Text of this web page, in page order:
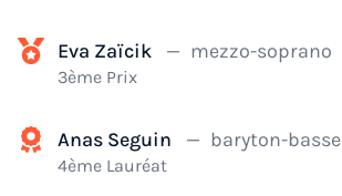
Eva Zaïcik — mezzo-soprano
3ème Prix
Anas Seguin — baryton-basse
4ème Lauréat